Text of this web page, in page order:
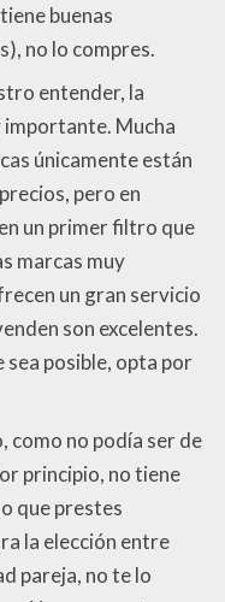
buenas
no lo compres.
entender, la
importante. Mucha
únicamente están
pero en
un primer filtro que
marcas muy
un gran servicio
son excelentes.
sea posible, opta por
como no podía ser de
principio, no tiene
que prestes
la elección entre
pareja, no te lo